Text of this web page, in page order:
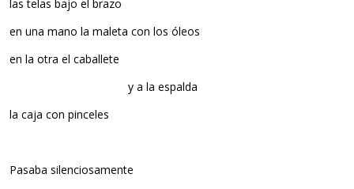
las telas bajo el brazo
en una mano la maleta con los óleos
en la otra el caballete
y a la espalda
la caja con pinceles
Pasaba silenciosamente